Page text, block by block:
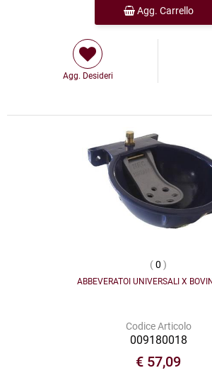
Agg. Carrello
Agg. Desideri
(0 )
ABBEVERATOI UNIVERSALI X
Codice Articolo
009180018
€ 57,09